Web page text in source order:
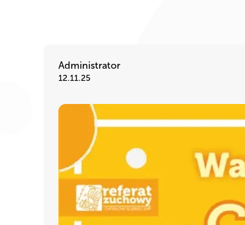
Administrator
12.11.25